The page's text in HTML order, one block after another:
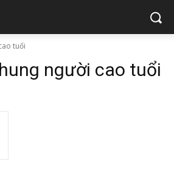
tuổi
người cao tuổi